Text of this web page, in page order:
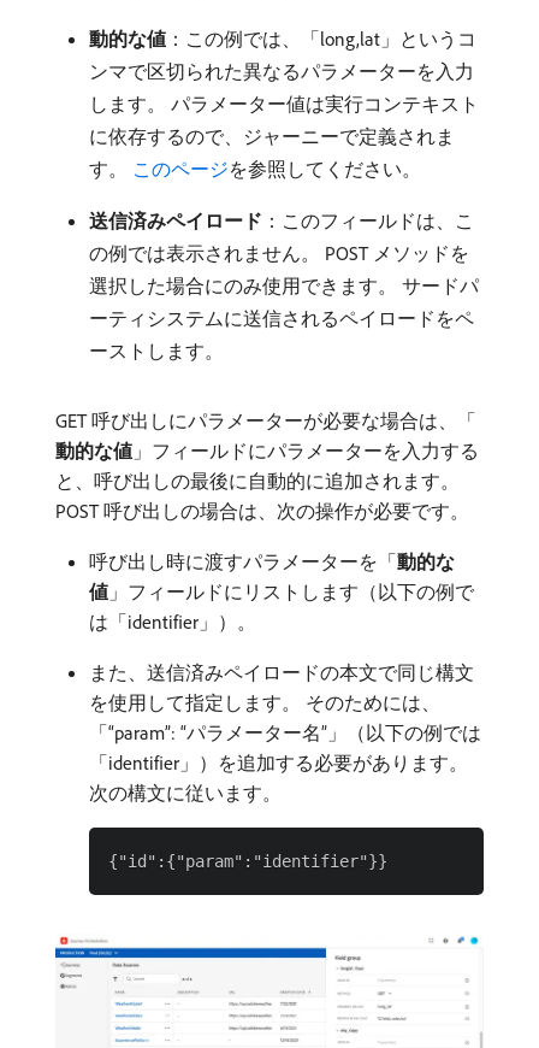
動的な値 ：この例では、「long,lat」というコ
ンマで区切られた異なるパラメーターを入力
します。 パラメーター値は実行コンテキスト
に依存するので、ジャーニーで定義されま
す。 このページを参照してください。
送信済みペイロード ：このフィールドは、こ
の例では表示されません。 POST メソッドを
選択した場合にのみ使用できます。 サードパ
ーティシステムに送信されるペイロードをペ
ーストします。
GET 呼び出しにパラメーターが必要な場合は、「
動的な値 」フィールドにパラメーターを入力する
と、呼び出しの最後に自動的に追加されます。
POST 呼び出しの場合は、次の操作が必要です。
呼び出し時に渡すパラメーターを「動的な
値 」フィールドにリストします（以下の例で
は「identifier」）。
また、送信済みペイロードの本文で同じ構文
を使用して指定します。 そのためには、
「“param”: “パラメーター名”」（以下の例では
「identifier」）を追加する必要があります。
次の構文に従います。